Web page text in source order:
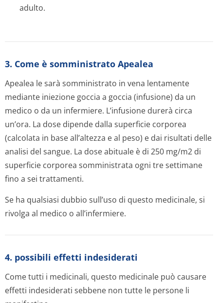
adulto.
3. Come è somministrato Apealea
Apealea le sarà somministrato in vena lentamente
mediante iniezione goccia a goccia (infusione) da un
medico o da un infermiere. L’infusione durerà circa
un’ora. La dose dipende dalla superficie corporea
(calcolata in base all’altezza e al peso) e dai risultati delle
analisi del sangue. La dose abituale è di 250 mg/m2 di
superficie corporea somministrata ogni tre settimane
fino a sei trattamenti.
Se ha qualsiasi dubbio sull’uso di questo medicinale, si
rivolga al medico o all’infermiere.
4. possibili effetti indesiderati
Come tutti i medicinali, questo medicinale può causare
effetti indesiderati sebbene non tutte le persone li